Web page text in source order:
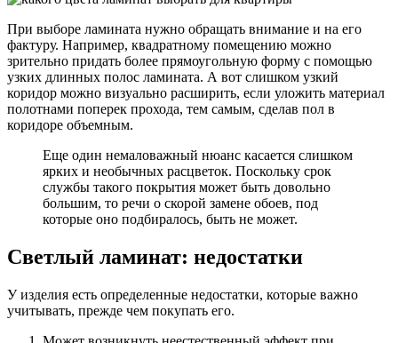
При выборе ламината нужно обращать внимание и на его
фактуру. Например, квадратному помещению можно
зрительно придать более прямоугольную форму с помощью
узких длинных полос ламината. А вот слишком узкий
коридор можно визуально расширить, если уложить материал
полотнами поперек прохода, тем самым, сделав пол в
коридоре объемным.
Еще один немаловажный нюанс касается слишком
ярких и необычных расцветок. Поскольку срок
службы такого покрытия может быть довольно
большим, то речи о скорой замене обоев, под
которые оно подбиралось, быть не может.
Светлый ламинат: недостатки
У изделия есть определенные недостатки, которые важно
учитывать, прежде чем покупать его.